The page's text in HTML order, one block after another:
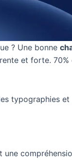
? Une bonne
et forte. 70%
typographies et